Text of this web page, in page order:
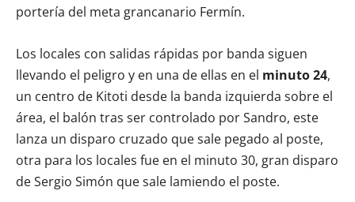
portería del meta grancanario Fermín.
Los locales con salidas rápidas por banda siguen
llevando el peligro y en una de ellas en el minuto 24,
un centro de Kitoti desde la banda izquierda sobre el
área, el balón tras ser controlado por Sandro, este
lanza un disparo cruzado que sale pegado al poste,
otra para los locales fue en el minuto 30, gran disparo
de Sergio Simón que sale lamiendo el poste.